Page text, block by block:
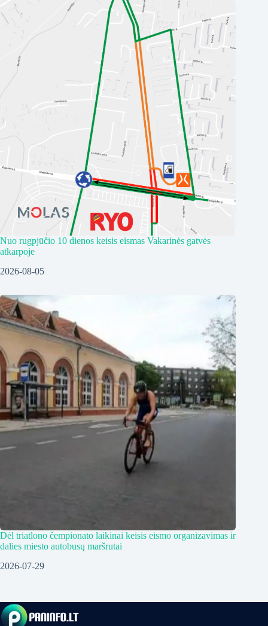
Nuo rugpjūčio 10 dienos keisis eismas Vakarinės gatvės
atkarpoje
2026-08-05
Dėl triatlono čempionato laikinai keisis eismo organizavimas ir
dalies miesto autobusų maršrutai
2026-07-29